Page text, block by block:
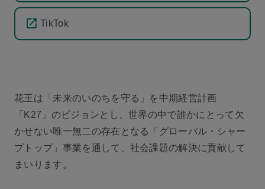
TikTok
花王は「未来のいのちを守る」を中期経営計画
「K27」のビジョンとし、世界の中で誰かにとって欠
かせない唯一無二の存在となる「グローバル・シャー
プトップ」事業を通して、社会課題の解決に貢献して
まいります。